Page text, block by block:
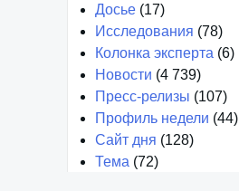
Досье (17)
Исследования (78)
Колонка эксперта (6)
Новости (4 739)
Пресс-релизы (107)
Профиль недели (44)
Сайт дня (128)
Тема (72)